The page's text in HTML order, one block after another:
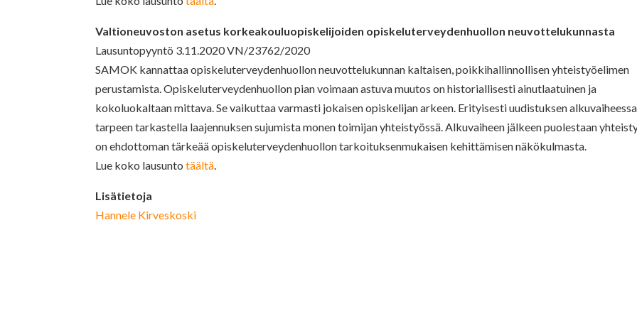
Valtioneuvoston asetus korkeakouluopiskelijoiden opiskeluterveydenhuollon neuvottelukunnasta
Lausuntopyyntö 3.11.2020 VN/23762/2020
SAMOK kannattaa opiskeluterveydenhuollon neuvottelukunnan kaltaisen, poikkihallinnollisen yhteistyöelimen
perustamista. Opiskeluterveydenhuollon pian voimaan astuva muutos on historiallisesti ainutlaatuinen ja
kokoluokaltaan mittava. Se vaikuttaa varmasti jokaisen opiskelijan arkeen. Erityisesti uudistuksen
tarpeen tarkastella laajennuksen sujumista monen toimijan yhteistyössä. Alkuvaiheen jälkeen puolestaan
on ehdottoman tärkeää opiskeluterveydenhuollon tarkoituksenmukaisen kehittämisen näkökulmasta.
Lue koko lausuntotäältä
Lisätietoja
Hannele Kirveskoski